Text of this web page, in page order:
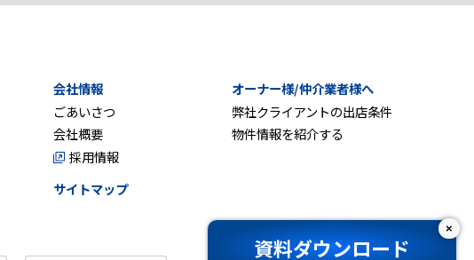
会社情報
ごあいさつ
会社概要
採用情報
オーナー様/仲介業者様へ
弊社クライアントの出店条件
物件情報を紹介する
サイトマップ
×
資料ダウンロード